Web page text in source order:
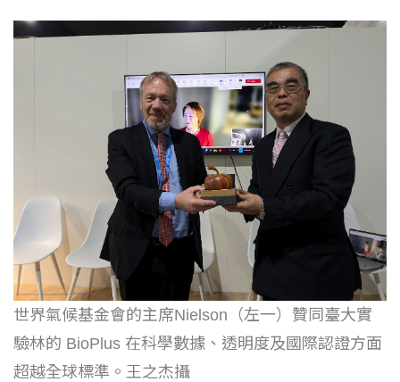
世界氣候基金會的主席Nielson（左一）贊同臺大實
驗林的 BioPlus 在科學數據、透明度及國際認證方面
超越全球標準。王之杰攝